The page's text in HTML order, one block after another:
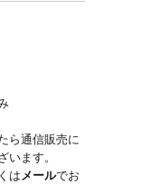
ら通信販売に
います。
はメールでお